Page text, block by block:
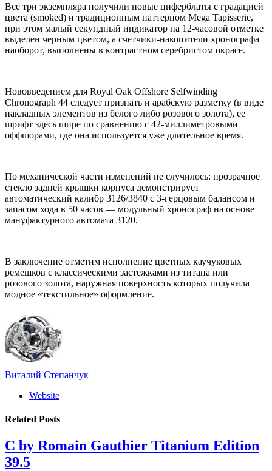
Все три экземпляра получили новые циферблаты с градацией
цвета (smoked) и традиционным паттерном Mega Tapisserie,
при этом малый секундный индикатор на 12-часовой отметке
выделен черным цветом, а счетчики-накопители хронографа
наоборот, выполнены в контрастном серебристом окрасе.
Нововведением для Royal Oak Offshore Selfwinding
Chronograph 44 следует признать и арабскую разметку (в виде
накладных элементов из белого либо розового золота), ее
шрифт здесь шире по сравнению с 42-миллиметровыми
оффшорами, где она используется уже длительное время.
По механической части изменений не случилось: прозрачное
стекло задней крышки корпуса демонстрирует
автоматический калибр 3126/3840 с 3-герцовым балансом и
запасом хода в 50 часов — модульный хронограф на основе
мануфактурного автомата 3120.
В заключение отметим исполнение цветных каучуковых
ремешков с классическими застежками из титана или
розового золота, наружная поверхность которых получила
модное «текстильное» оформление.
Виталий Степанчук
Website
Related Posts
C by Romain Gauthier Titanium Edition
39.5